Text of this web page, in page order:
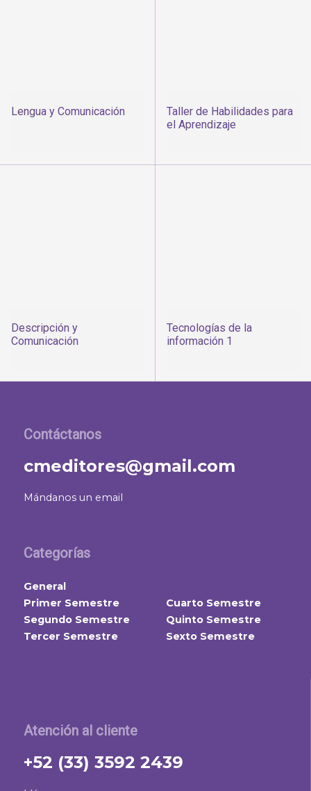
Lengua y Comunicación
Taller de Habilidades para
el Aprendizaje
Descripción y
Comunicación
Tecnologías de la
información 1
Atención al cliente
+52 (33) 3592 2439
Contáctanos
cmeditores@gmail.com
Mándanos un email
Categorías
General
Primer Semestre
Segundo Semestre
Tercer Semestre
Cuarto Semestre
Quinto Semestre
Sexto Semestre